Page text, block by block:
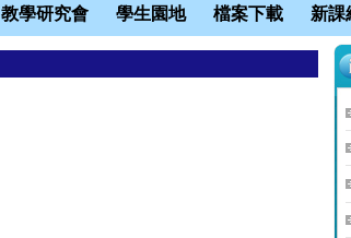
教學研究會 學生園地 檔案下載 新課